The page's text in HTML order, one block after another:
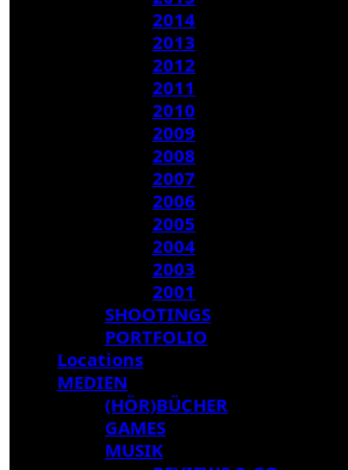
2014
2013
2012
2011
2010
2009
2008
2007
2006
2005
2004
2003
2001
SHOOTINGS
PORTFOLIO
Locations
MEDIEN
(HÖR)BÜCHER
GAMES
MUSIK